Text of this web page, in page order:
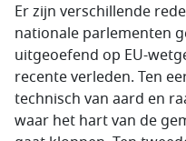
Er zijn verschillende
nationale parlementen
uitgeoefend op EU-
recente verleden. Ten
technisch van aard en
waar het hart van de